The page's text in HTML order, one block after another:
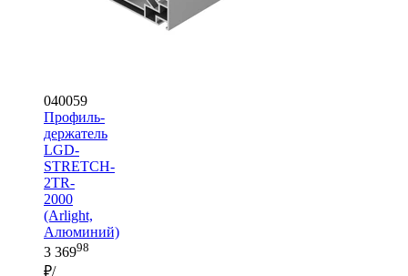
040059
Профиль-
держатель
LGD-
STRETCH-
2TR-
2000
(Arlight,
Алюминий)
3 36998
₽/